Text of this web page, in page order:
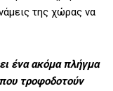
της χώρας να
ένα ακόμα πλήγμα
τροφοδοτούν